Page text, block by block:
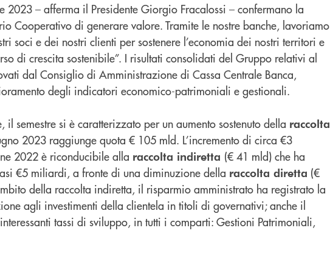
2023 – afferma il Presidente Giorgio Fracalossi – confermano la
Cooperativo di generare valore. Tramite le nostre banche, lavoriamo
soci e dei nostri clienti per sostenere l’economia dei nostri territori e
di crescita sostenibile”. I risultati consolidati del Gruppo relativi al
dal Consiglio di Amministrazione di Cassa Centrale Banca,
degli indicatori economico-patrimoniali e gestionali.
il semestre si è caratterizzato per un aumento sostenuto della raccolta
2023 raggiunge quota € 105 mld. L’incremento di circa €3
2022 è riconducibile alla raccolta indiretta (€ 41 mld) che ha
€5 miliardi, a fronte di una diminuzione della raccolta diretta (€
della raccolta indiretta, il risparmio amministrato ha registrato la
agli investimenti della clientela in titoli di governativi; anche il
tassi di sviluppo, in tutti i comparti: Gestioni Patrimoniali,